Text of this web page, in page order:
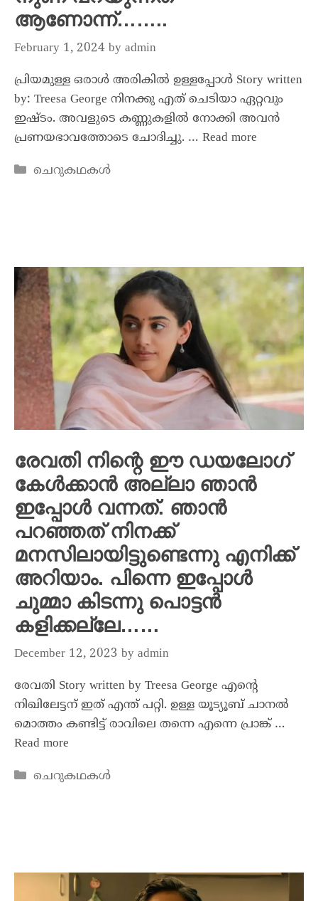
ആണോന്ന്……..
February 1, 2024 by admin
പ്രിയമുള്ള ഒരാൾ അരികിൽ ഉള്ളപ്പോൾ Story written
by: Treesa George നിനക്കു എത് ചെടിയാ ഏറ്റവും
ഇഷ്ടം. അവളുടെ കണ്ണുകളിൽ നോക്കി അവൻ
പ്രണയഭാവത്തോടെ ചോദിച്ചു. … Read more
ചെറുകഥകൾ
രേവതി നിന്റെ ഈ ഡയലോഗ്
കേൾക്കാൻ അല്ലാ ഞാൻ
ഇപ്പോൾ വന്നത്. ഞാൻ
പറഞ്ഞത് നിനക്ക്
മനസിലായിട്ടുണ്ടെന്നു എനിക്ക്
അറിയാം. പിന്നെ ഇപ്പോൾ
ചുമ്മാ കിടന്നു പൊട്ടൻ
കളിക്കല്ലേ……
December 12, 2023 by admin
രേവതി Story written by Treesa George എന്റെ
നിഖിലേട്ടന് ഇത് എന്ത് പറ്റി. ഉള്ള യൂട്യൂബ് ചാനൽ
മൊത്തം കണ്ടിട്ട് രാവിലെ തന്നെ എന്നെ പ്രാങ്ക് …
Read more
ചെറുകഥകൾ